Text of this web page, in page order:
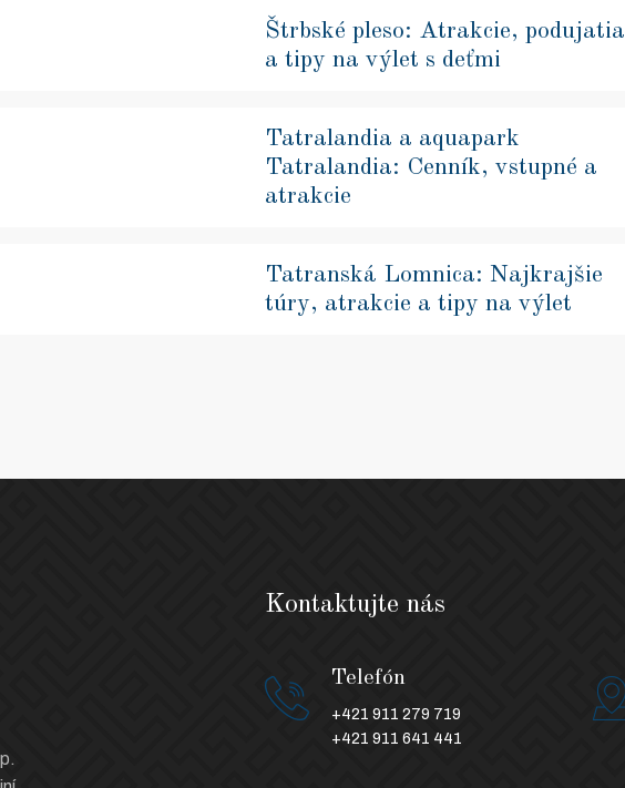
Štrbské pleso: Atrakcie, podujatia
a tipy na výlet s deťmi
Tatralandia a aquapark
Tatralandia: Cenník, vstupné a
atrakcie
Tatranská Lomnica: Najkrajšie
túry, atrakcie a tipy na výlet
Kontaktujte nás
Telefón
+421 911 279 719
+421 911 641 441